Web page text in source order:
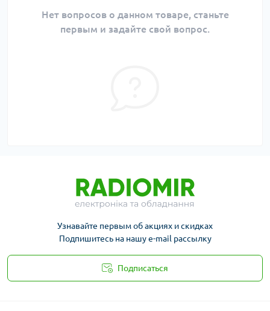
Нет вопросов о данном товаре, станьте
первым и задайте свой вопрос.
Узнавайте первым об акциях и скидках
Подпишитесь на нашу e-mail рассылку
Подписаться